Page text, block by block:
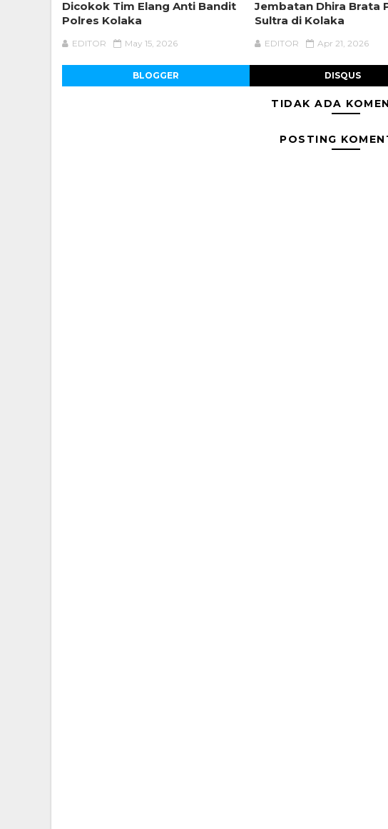
Dicokok Tim Elang Anti Bandit
Polres Kolaka
EDITOR May 15, 2026
Jembatan Dhira Brata
Sultra di Kolaka
EDITOR Apr 21, 2026
BLOGGER DISQUS
TIDAK ADA
POSTING